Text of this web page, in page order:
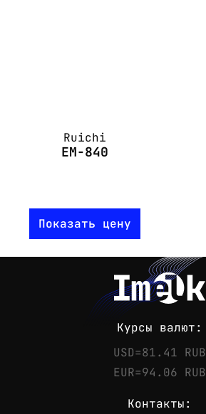
Ruichi
EM-840
Показать цену
Курсы валют:
USD=81.41 RUB
EUR=94.06 RUB
Контакты: